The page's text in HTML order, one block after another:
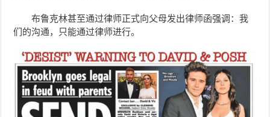
布鲁克林甚至通过律师正式向父母发出律师函强调：我
们的沟通，只能通过律师进行。